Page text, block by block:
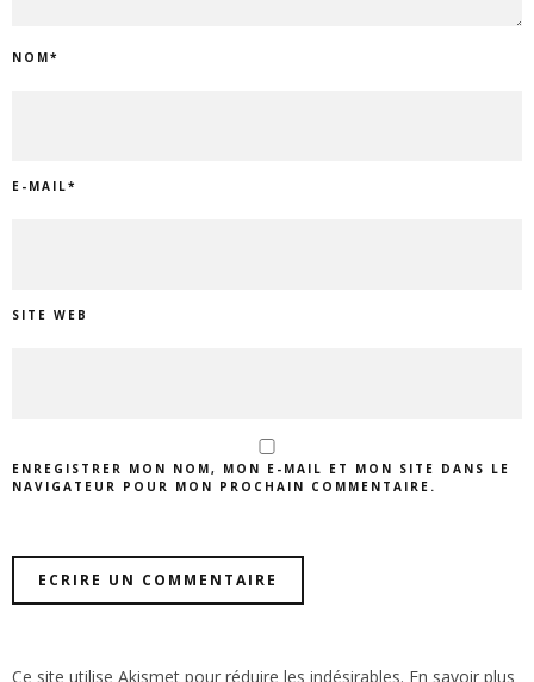
NOM*
E-MAIL*
SITE WEB
ENREGISTRER MON NOM, MON E-MAIL ET MON SITE DANS LE
NAVIGATEUR POUR MON PROCHAIN COMMENTAIRE.
Ce site utilise Akismet pour réduire les indésirables. En savoir plus